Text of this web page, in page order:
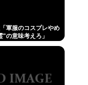
軍服のコスプレやめ
"の意味考えろ」